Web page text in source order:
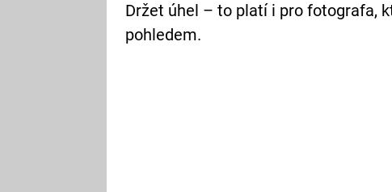
Držet úhel – to platí i pro fotografa,
pohledem.